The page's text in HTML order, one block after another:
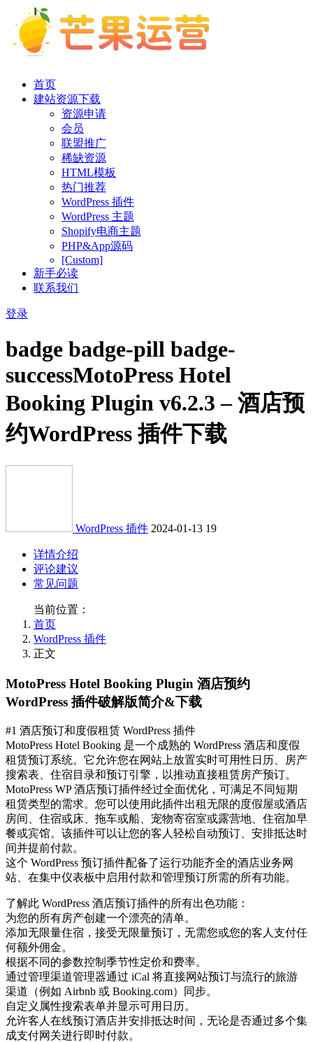
首页
建站资源下载
资源申请
会员
联盟推广
稀缺资源
HTML模板
热门推荐
WordPress 插件
WordPress 主题
Shopify电商主题
PHP&App源码
[Custom]
新手必读
联系我们
登录
badge badge-pill badge-
successMotoPress Hotel
Booking Plugin v6.2.3 – 酒店预
约WordPress 插件下载
WordPress 插件 2024-01-13 19
详情介绍
评论建议
常见问题
当前位置：
首页
WordPress 插件
正文
MotoPress Hotel Booking Plugin 酒店预约
WordPress 插件破解版简介&下载
#1 酒店预订和度假租赁 WordPress 插件
MotoPress Hotel Booking 是一个成熟的 WordPress 酒店和度假
租赁预订系统。它允许您在网站上放置实时可用性日历、房产
搜索表、住宿目录和预订引擎，以推动直接租赁房产预订。
MotoPress WP 酒店预订插件经过全面优化，可满足不同短期
租赁类型的需求。您可以使用此插件出租无限的度假屋或酒店
房间、住宿或床、拖车或船、宠物寄宿室或露营地、住宿加早
餐或宾馆。该插件可以让您的客人轻松自动预订、安排抵达时
间并提前付款。
这个 WordPress 预订插件配备了运行功能齐全的酒店业务网
站、在集中仪表板中启用付款和管理预订所需的所有功能。
了解此 WordPress 酒店预订插件的所有出色功能：
为您的所有房产创建一个漂亮的清单。
添加无限量住宿，接受无限量预订，无需您或您的客人支付任
何额外佣金。
根据不同的参数控制季节性定价和费率。
通过管理渠道管理器通过 iCal 将直接网站预订与流行的旅游
渠道（例如 Airbnb 或 Booking.com）同步。
自定义属性搜索表单并显示可用日历。
允许客人在线预订酒店并安排抵达时间，无论是否通过多个集
成支付网关进行即时付款。